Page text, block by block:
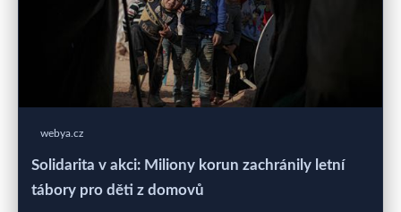
webya.cz
Solidarita v akci: Miliony korun zachránily letní
tábory pro děti z domovů